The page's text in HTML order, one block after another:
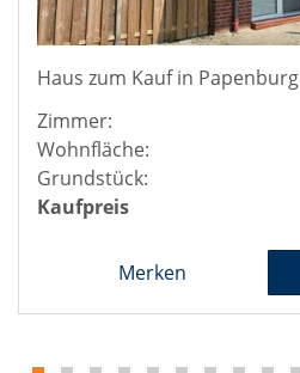
Haus zum Kauf in Papenburg
Zimmer:
Wohnfläche:
Grundstück:
Kaufpreis
Merken